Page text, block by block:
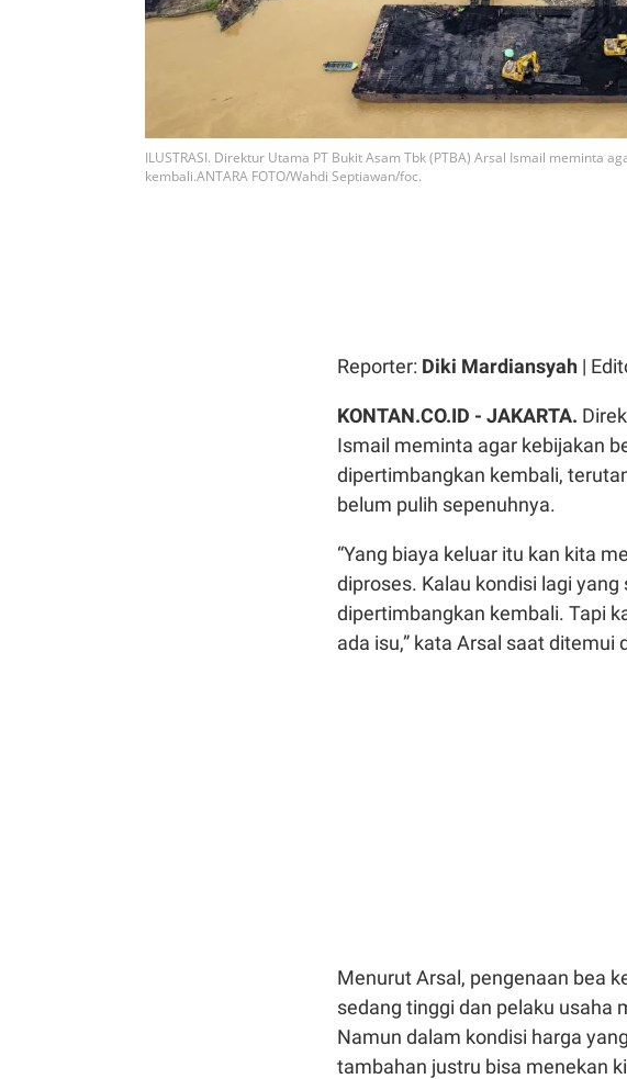
ILUSTRASI. Direktur Utama PT Bukit Asam Tbk (PTBA) Arsal Ismail meminta
kembali.ANTARA FOTO/Wahdi Septiawan/foc.
Reporter: Diki Mardiansyah |
KONTAN.CO.ID - JAKARTA.
Ismail meminta agar kebijakan
dipertimbangkan kembali,
belum pulih sepenuhnya.
“Yang biaya keluar itu kan kita
diproses. Kalau kondisi lagi
dipertimbangkan kembali. Tapi
ada isu,” kata Arsal saat ditemui
Menurut Arsal, pengenaan bea
sedang tinggi dan pelaku usaha
Namun dalam kondisi harga
tambahan justru bisa menekan